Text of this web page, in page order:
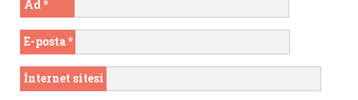
Ad*
E-posta*
İnternet sitesi